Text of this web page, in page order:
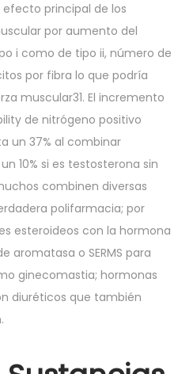
principal de los
por aumento del
i como de tipo ii, número de
por fibra lo que podría
muscular31. El incremento
de nitrógeno positivo
un 37% al combinar
10% si es testosterona sin
combinen diversas
polifarmacia; por
esteroideos con la hormona
aromatasa o SERMS para
ginecomastia; hormonas
diuréticos que también